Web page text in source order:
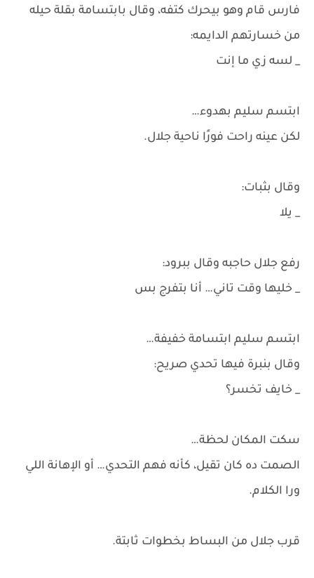
فارس قام وهو بيحرك كتفه، وقال بابتسامة بقلة حيله
من خسارتهم الدايمه:
_ لسه زي ما إنت
ابتسم سليم بهدوء…
لكن عينه راحت فورًا ناحية جلال.
وقال بثبات:
_ يلا
رفع جلال حاجبه وقال ببرود:
_ خليها وقت تاني… أنا بتفرج بس
ابتسم سليم ابتسامة خفيفة…
وقال بنبرة فيها تحدي صريح:
_ خايف تخسر؟
سكت المكان لحظة…
الصمت ده كان تقيل، كأنه فهم التحدي… أو الإهانة اللي
ورا الكلام.
قرب جلال من البساط بخطوات ثابتة.